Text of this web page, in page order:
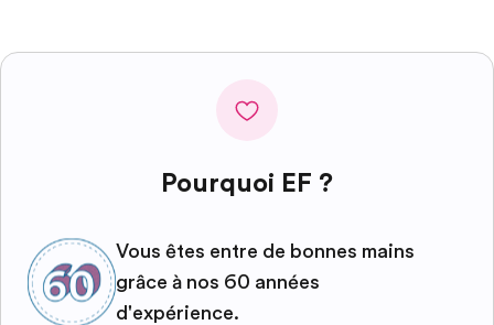
Pourquoi EF ?
Vous êtes entre de bonnes mains
grâce à nos 60 années
d'expérience.